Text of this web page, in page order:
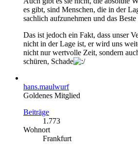
es gibt, sind Menschen, die in der
sachlich aufzunehmen und das
Das ist jedoch ein Fakt, dass unser
nicht in der Lage ist, er wird uns
nicht nur wertvolle Zeit, sondern
schüren, Schade
hans.maulwurf
Goldenes Mitglied
Beiträge
1.773
Wohnort
Frankfurt